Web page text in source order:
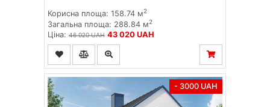
Корисна площа: 158.74 м2
Загальна площа: 288.84 м2
Ціна: 46 020 UAH 43 020 UAH
- 3000 UAH